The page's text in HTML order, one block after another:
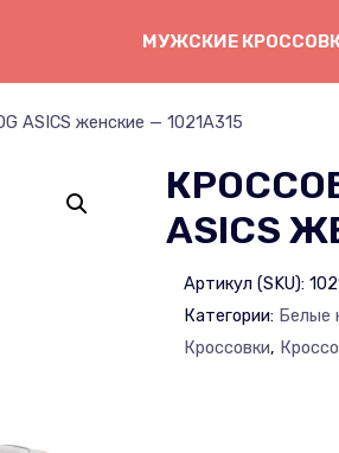
МУЖСКИЕ
ASICS женские — 1021A315
ASICS
Артикул (SKU):
Категории: Белые
Кроссовки,